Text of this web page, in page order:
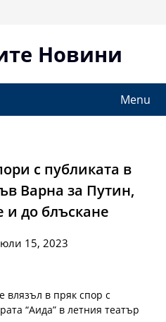
Новини
Menu
с публиката в
Варна за Путин,
и до блъскане
15, 2023
влязъл в пряк спор с
“Аида” в летния театър